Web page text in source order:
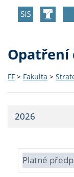
Opatření
FF > Fakulta >
2026
Platné